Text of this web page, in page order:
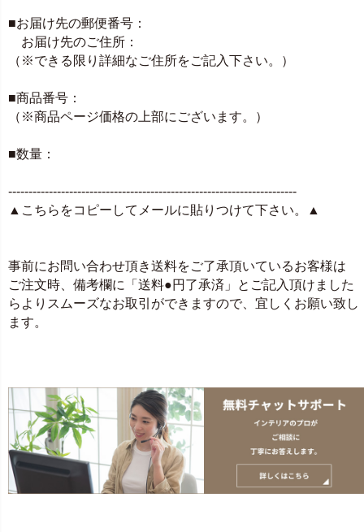
■お届け先の郵便番号：
お届け先のご住所：
（※できる限り詳細なご住所をご記入下さい。）
■商品番号：
（※商品ページ価格の上部にございます。）
■数量：
-----------------------------------------------------------------------
▲こちらをコピーしてメールに貼りつけて下さい。▲
事前にお問い合わせ頂き送料をご了承頂いているお客様は
ご注文時、備考欄に「送料●円了承済」とご記入頂けました
らよりスムーズなお取引ができますので、宜しくお願い致し
ます。